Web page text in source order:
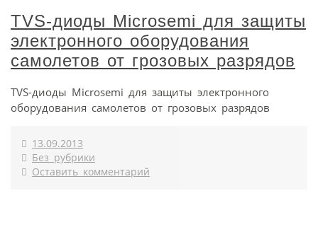
TVS-диоды Microsemi для защиты
электронного оборудования
самолетов от грозовых разрядов
TVS-диоды Microsemi для защиты электронного
оборудования самолетов от грозовых разрядов
13.09.2013
Без рубрики
Оставить комментарий